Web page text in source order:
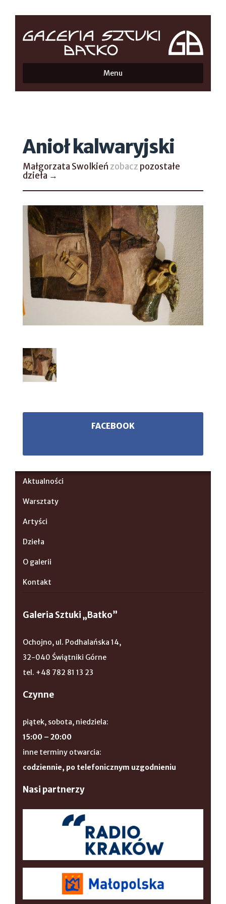
Menu
Anioł kalwaryjski
Małgorzata Swolkieńzobacz pozostałe
dzieła →
FACEBOOK
Aktualności
Warsztaty
Artyści
Dzieła
O galerii
Kontakt
Galeria Sztuki „Batko”
Ochojno, ul. Podhalańska 14,
32-040 Świątniki Górne
tel. +48 782 81 13 23
Czynne
piątek, sobota, niedziela:
15:00 – 20:00
inne terminy otwarcia:
codziennie, po telefonicznym uzgodnieniu
Nasi partnerzy